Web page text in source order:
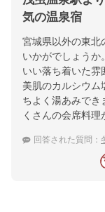
気の温泉宿
宮城県以外の東
いかがでしょうか
いい落ち着いた雰
美肌のカルシウム
ちよく湯あみでき
くさんの会席料理
回答された質問：